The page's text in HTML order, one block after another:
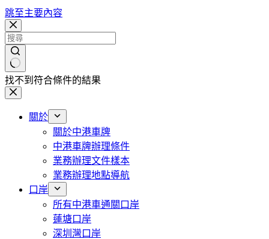
跳至主要內容
找不到符合條件的結果
關於
關於中港車牌
中港車牌辦理條件
業務辦理文件樣本
業務辦理地點導航
口岸
所有中港車通關口岸
蓮塘口岸
深圳灣口岸